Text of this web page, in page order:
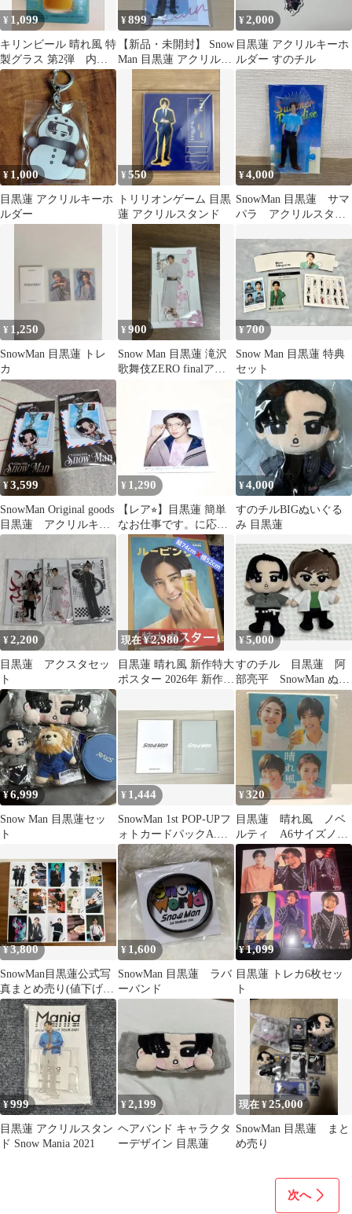
¥ 1,099
キリンビール 晴れ風 特
製グラス 第2弾 内村
光良さん＆目黒蓮さん
¥899
【新品・未開封】 Snow
Man 目黒蓮 アクリルス
タンド アクスタFest
¥2,000
目黒蓮 アクリルキーホ
ルダー すのチル
¥ 1,000
目黒蓮 アクリルキーホ
ルダー
¥550
トリリオンゲーム 目黒
蓮 アクリルスタンド
¥4,000
SnowMan 目黒蓮 サマ
パラ アクリルスタン
¥ 1,250
SnowMan 目黒蓮 トレ
カ
¥900
Snow Man 目黒蓮 滝沢
歌舞伎ZERO finalアク
¥700
Snow Man 目黒蓮 特典
セット
¥3,599
SnowMan Original goods
目黒蓮 アクリルキー
ホルダー
¥ 1,290
【レア⭐︎】目黒蓮 簡単
なお仕事です。に応募
してみた ポラロイド
風フォトカード
¥4,000
すのチルBIGぬいぐる
み 目黒蓮
¥2,200
目黒蓮 アクスタセッ
ト
現在 ¥2,980
目黒蓮 晴れ風 新作特大
ポスター 2026年 新作
¥5,000
すのチル 目黒蓮 阿
部亮平 SnowMan ぬい
ぐるみ
¥6,999
Snow Man 目黒蓮セッ
ト
¥ 1,444
SnowMan 1st POP-UPフ
ォトカードパックA.B
目黒蓮
¥320
目黒蓮 晴れ風 ノベ
ルティ A6サイズノー
ト
¥3,800
SnowMan目黒蓮公式写
真まとめ売り(値下げし
ました)
¥ 1,600
SnowMan 目黒蓮 ラバ
ーバンド
¥1,099
目黒蓮 トレカ6枚セッ
ト
¥999
目黒蓮 アクリルスタン
ド Snow Mania 2021
¥2,199
ヘアバンド キャラクタ
ーデザイン 目黒蓮
現在 ¥25,000
SnowMan 目黒蓮 まと
め売り
次へ